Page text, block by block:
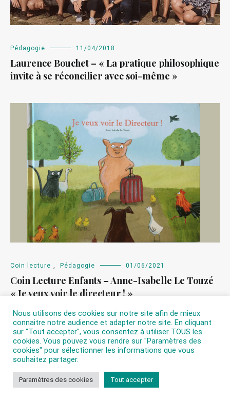
Pédagogie 11/04/2018
Laurence Bouchet – « La pratique philosophique
invite à se réconcilier avec soi-même »
Coin lecture Pédagogie 01/06/2021
Coin Lecture Enfants – Anne-Isabelle Le Touzé
« Je veux voir le directeur ! »
Nous utilisons des cookies sur notre site afin de mieux
connaitre notre audience et adapter notre site. En cliquant
sur "Tout accepter", vous consentez à utiliser TOUS les
cookies. Vous pouvez vous rendre sur "Paramètres des
cookies" pour sélectionner les informations que vous
souhaitez partager.
Paramètres des cookies Tout accepter